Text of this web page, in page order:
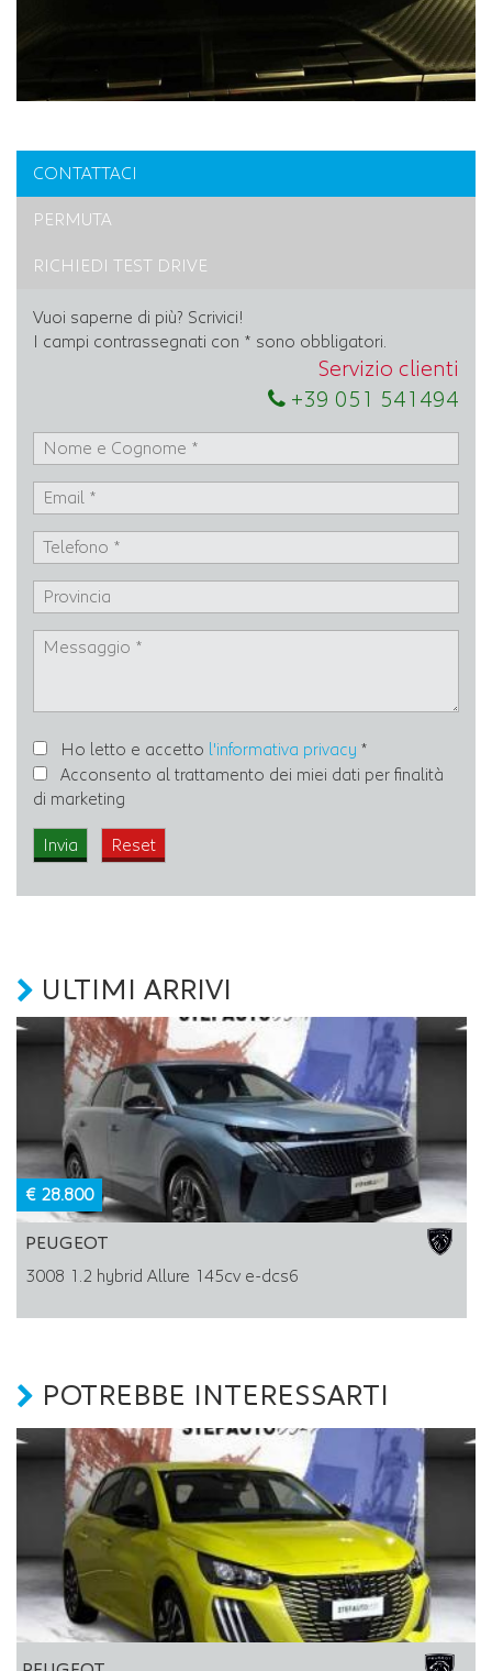
CONTATTACI
PERMUTA
RICHIEDI TEST DRIVE
Vuoi saperne di più? Scrivici!
I campi contrassegnati con * sono obbligatori.
Servizio clienti
+39 051 541494
Ho letto e accetto l'informativa privacy *
Acconsento al trattamento dei miei dati per finalità
di marketing
ULTIMI ARRIVI
€ 28.800
PEUGEOT
3008 1.2 hybrid Allure 145cv e-dcs6
POTREBBE INTERESSARTI